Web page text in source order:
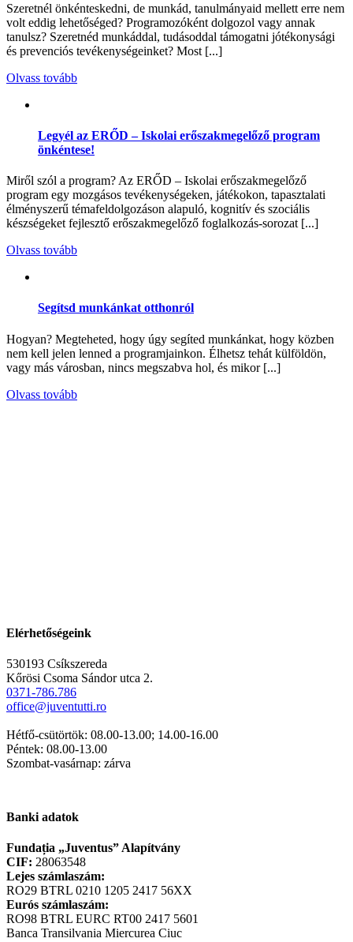
Szeretnél önkénteskedni, de munkád, tanulmányaid mellett erre nem
volt eddig lehetőséged? Programozóként dolgozol vagy annak
tanulsz? Szeretnéd munkáddal, tudásoddal támogatni jótékonysági
és prevenciós tevékenységeinket? Most [...]
Olvass tovább
Legyél az ERŐD – Iskolai erőszakmegelőző program
önkéntese!
Miről szól a program? Az ERŐD – Iskolai erőszakmegelőző
program egy mozgásos tevékenységeken, játékokon, tapasztalati
élményszerű témafeldolgozáson alapuló, kognitív és szociális
készségeket fejlesztő erőszakmegelőző foglalkozás-sorozat [...]
Olvass tovább
Segítsd munkánkat otthonról
Hogyan? Megteheted, hogy úgy segíted munkánkat, hogy közben
nem kell jelen lenned a programjainkon. Élhetsz tehát külföldön,
vagy más városban, nincs megszabva hol, és mikor [...]
Olvass tovább
Elérhetőségeink
530193 Csíkszereda
Kőrösi Csoma Sándor utca 2.
0371-786.786
office@juventutti.ro
Hétfő-csütörtök: 08.00-13.00; 14.00-16.00
Péntek: 08.00-13.00
Szombat-vasárnap: zárva
Banki adatok
Fundația „Juventus” Alapítvány
CIF: 28063548
Lejes számlaszám:
RO29 BTRL 0210 1205 2417 56XX
Eurós számlaszám:
RO98 BTRL EURC RT00 2417 5601
Banca Transilvania Miercurea Ciuc